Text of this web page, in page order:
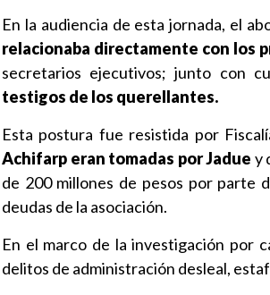
En la audiencia de esta jornada, el
relacionaba directamente con los
secretarios ejecutivos; junto con
testigos de los querellantes.
Esta postura fue resistida por
Achifarp eran tomadas por Jadue y
de 200 millones de pesos por parte
deudas de la asociación.
En el marco de la investigación por
delitos de administración desleal,